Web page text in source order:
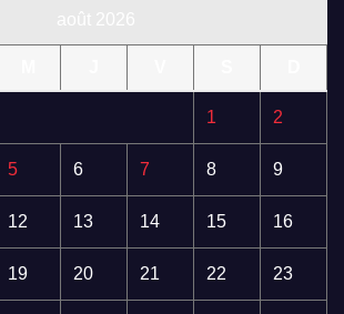
1 2
5 6 7 8 9
12 13 14 15 16
19 20 21 22 23